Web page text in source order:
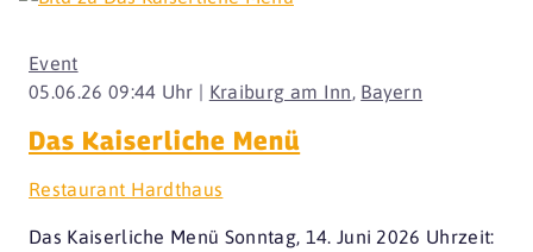
05.06.26 09:44 Uhr | Kraiburg am Inn, Bayern
Event
Das Kaiserliche Menü
Restaurant Hardthaus
Das Kaiserliche Menü Sonntag, 14. Juni 2026 Uhrzeit: